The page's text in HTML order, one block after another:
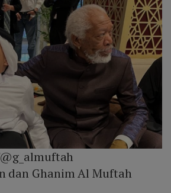
dan Ghanim Al Muftah